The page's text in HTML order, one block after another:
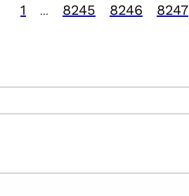
1 8245 8246 8247